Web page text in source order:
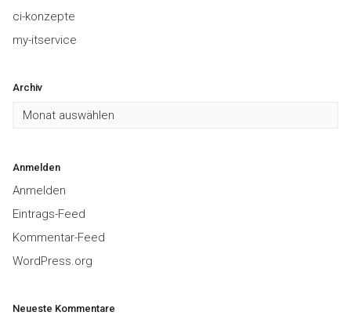
ci-konzepte
my-itservice
Archiv
Archiv
Anmelden
Anmelden
Eintrags-Feed
Kommentar-Feed
WordPress.org
Neueste Kommentare